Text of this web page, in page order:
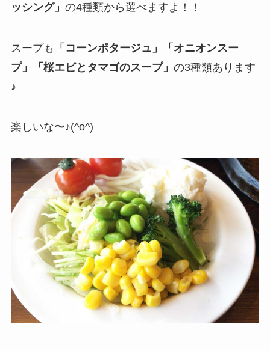
ッシング」 の4種類から選べますよ！！
スープも
「コーンポタージュ」「オニオンスー
プ」「桜エビとタマゴのスープ」 の3種類あります
♪
楽しいな〜♪(^o^)